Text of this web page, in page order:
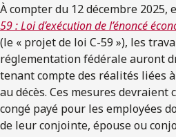
À compter du 12 décembre 2025,
59 : Loi d’exécution de l’énoncé
(le « projet de loi C-59 »), les
réglementation fédérale auront
tenant compte des réalités liées
au décès. Ces mesures
congé payé pour les employées
de leur conjointe, épouse ou